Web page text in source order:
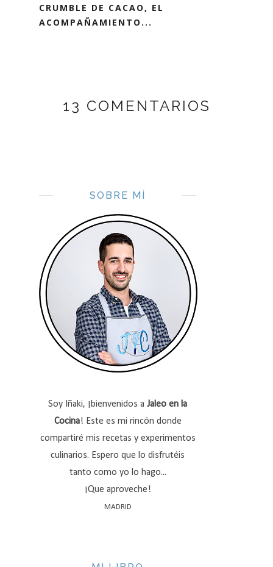
CRUMBLE DE CACAO, EL
ACOMPAÑAMIENTO...
13 COMENTARIOS
SOBRE MÍ
Soy Iñaki, ¡bienvenidos a Jaleo en la
Cocina! Este es mi rincón donde
compartiré mis recetas y experimentos
culinarios. Espero que lo disfrutéis
tanto como yo lo hago...
¡Que aproveche!
MADRID